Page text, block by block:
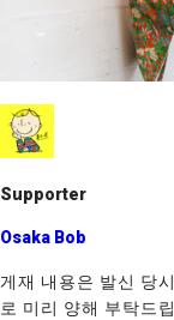
o
o
k
Supporter
Osaka Bob
게재 내용은 발신 당
로 미리 양해 부탁드